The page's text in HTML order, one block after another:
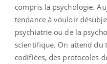
compris la psychologie.
tendance à vouloir
psychiatrie ou de la
scientifique. On attend du
codifiées, des protocoles